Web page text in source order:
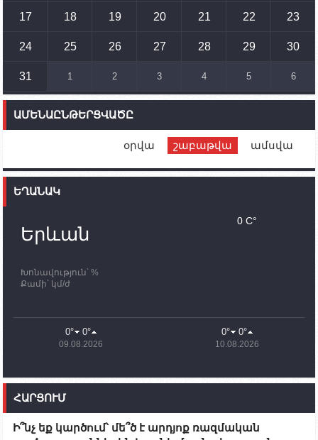
14:54 02.10.2023
տեղակայված հայկական դիրքերի անձնակազմի
ունեն. կիպրոսցի խորհրդարանականը՝ Ալեն
Ֆրանսիայի ԱԳ նախարարը կայցելի Հայաստան
պատասխանատուներ կմնան ԼՂ-ում՝ մինչև
որոնողափրկարարական աշխատանքների
11:03
ՄԱԿ-ի առաքելությունը շատ, շատ, շատ օգտակար
Ադրբեջանի փոխվարչապետն այսօր կմեկնի
Ստեփանակերտ
10:07 02.10.2023
09:38 02.10.2023
17 18 19 20 21 22 23
24 25 26 27 28 29 30
31 1 2 3 4 5 6
ԱՄԵՆԱԸՆԹԵՐՑՎԱԾԸ
օրվա շաբաթվա ամսվա
ԵՂԱՆԱԿ
Երևան
Խոնավություն՝ %
Քամի՝ կմ/ժ
0 C°
0° 0°
09.08.2026
0° 0°
10.08.2026
ՀԱՐՑՈՒՄ
Ի՞նչ եք կարծում՝ մե՞ծ է արդյոք ռազմական